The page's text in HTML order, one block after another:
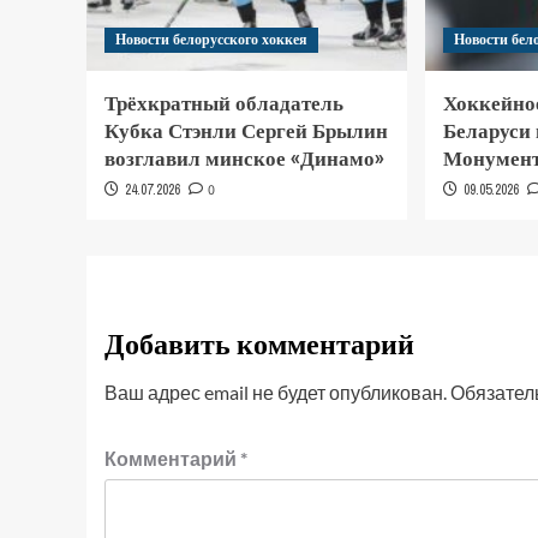
Новости белорусского хоккея
Трёхкратный обладатель
Кубка Стэнли Сергей Брылин
возглавил минское «Динамо»
24.07.2026 0
Новости
09.05.2026
Добавить комментарий
Ваш адрес email не будет опубликован.
Комментарий *